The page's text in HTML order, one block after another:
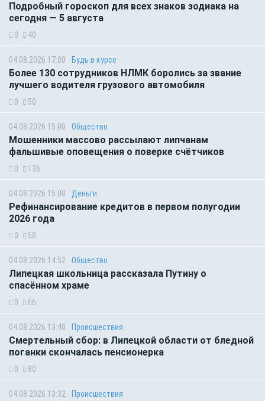
Подробный гороскоп для всех знаков зодиака на
сегодня — 5 августа
0 40
04.08.2026 17:00 Будь в курсе
Более 130 сотрудников НЛМК боролись за звание
лучшего водителя грузового автомобиля
0 50
04.08.2026 15:00 Общество
Мошенники массово рассылают липчанам
фальшивые оповещения о поверке счётчиков
0 136
04.08.2026 15:00 Деньги
Рефинансирование кредитов в первом полугодии
2026 года
0 58
04.08.2026 14:52 Общество
Липецкая школьница рассказала Путину о
спасённом храме
0 66
04.08.2026 13:48 Происшествия
Смертельный сбор: в Липецкой области от бледной
поганки скончалась пенсионерка
0 80
04.08.2026 13:32 Происшествия